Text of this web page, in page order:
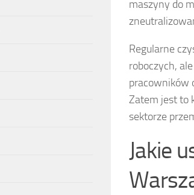
maszyny do
Regularne
roboczych,
pracowników
Zatem jest to
sektorze
Jakie